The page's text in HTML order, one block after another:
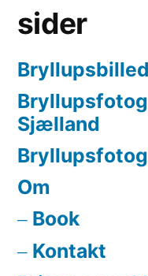
sider
Sjælland
Om
Book
Kontakt